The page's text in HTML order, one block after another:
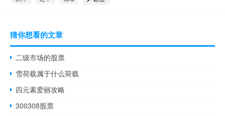
猜你想看的文章
二级市场的股票
雪荷载属于什么荷载
四元素爱丽攻略
300308股票